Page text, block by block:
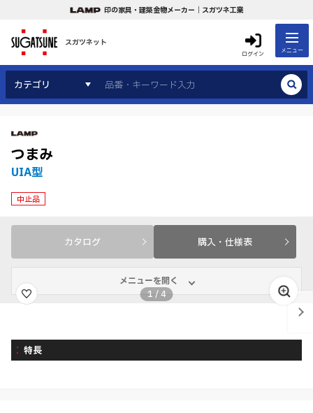
印の家具・建築金物メーカー｜スガツネ工業
スガツネット
ログイン メニュー
カテゴリ
つまみ
UIA型
中止品
カタログ 購入・仕様表
メニューを開く
1 /4
特長